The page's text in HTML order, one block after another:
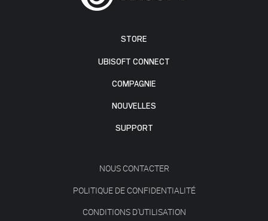
STORE
UBISOFT CONNECT
COMPAGNIE
NOUVELLES
SUPPORT
NOUS CONTACTER
POLITIQUE DE CONFIDENTIALITÉ
CONDITIONS D'UTILISATION